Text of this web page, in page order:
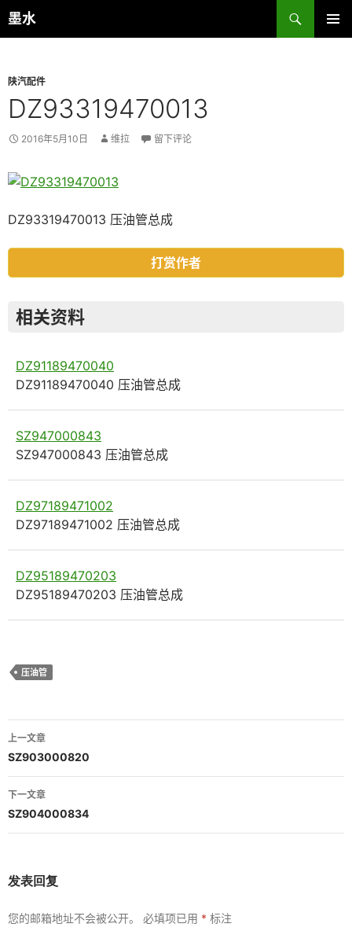
跳
至
墨水
搜
索
陕汽配件
DZ93319470013
2016年5月10日 维拉 留下评论
DZ93319470013 压油管总成
打赏作者
相关资料
DZ91189470040
DZ91189470040 压油管总成
SZ947000843
SZ947000843 压油管总成
DZ97189471002
DZ97189471002 压油管总成
DZ95189470203
DZ95189470203 压油管总成
压油管
文
章
导
航
上一文章
SZ903000820
下一文章
SZ904000834
发表回复
您的邮箱地址不会被公开。 必填项已用 * 标注